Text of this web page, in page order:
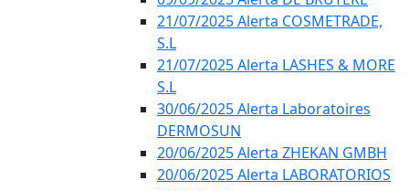
21/07/2025 Alerta COSMETRADE,
S.L
21/07/2025 Alerta LASHES & MORE
S.L
30/06/2025 Alerta Laboratoires
DERMOSUN
20/06/2025 Alerta ZHEKAN GMBH
20/06/2025 Alerta LABORATORIOS